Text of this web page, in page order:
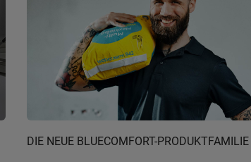
Wegbeschreibung
Weitere Details
5 km entfernt
Wegbeschreibung
DIE NEUE BLUECOMFORT-PRODUKTFAMILIE